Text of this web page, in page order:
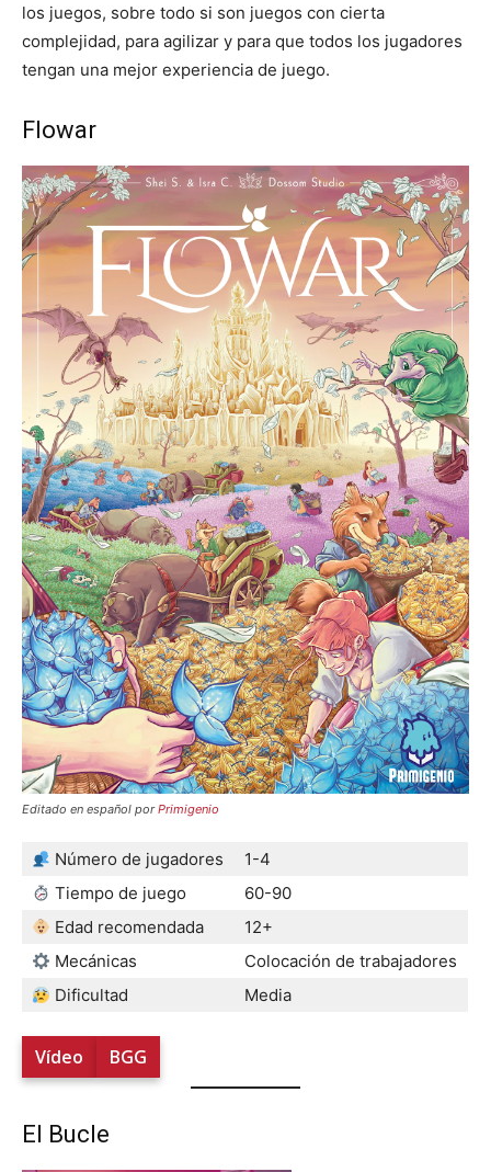
los juegos, sobre todo si son juegos con cierta
complejidad, para agilizar y para que todos los jugadores
tengan una mejor experiencia de juego.
Flowar
Editado en español porPrimigenio
Número de jugadores
1-4
Tiempo de juego
60-90
Edad recomendada
12+
Mecánicas
Colocación de trabajadores
Dificultad
Media
Vídeo BGG
El Bucle